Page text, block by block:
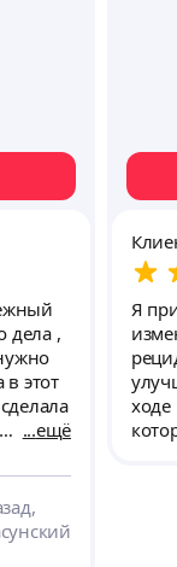
дела ,
этот
самых
за
ещё
Я
ходе